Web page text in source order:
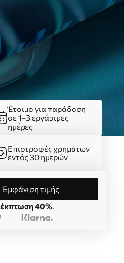
Έτοιμο για παράδοση
σε 1–3 εργάσιμες
ημέρες
Επιστροφές χρημάτων
εντός 30 ημερών
Εμφάνιση τιμής
έκπτωση 40%.